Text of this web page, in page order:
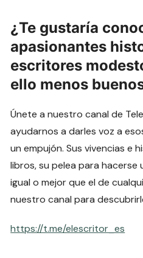
¿Te gustaría
apasionantes
escritores
ello menos
Únete a nuestro canal de
ayudarnos a darles voz a
un empujón. Sus vivencias e
libros, su pelea para hacerse
igual o mejor que el de
nuestro canal para
https://t.me/elescritor_es